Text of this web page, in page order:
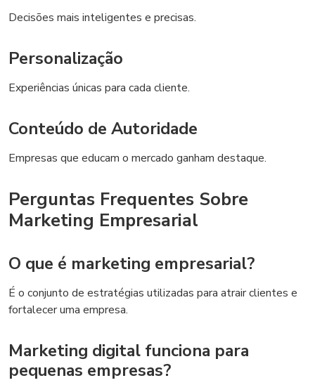
Decisões mais inteligentes e precisas.
Personalização
Experiências únicas para cada cliente.
Conteúdo de Autoridade
Empresas que educam o mercado ganham destaque.
Perguntas Frequentes Sobre
Marketing Empresarial
O que é marketing empresarial?
É o conjunto de estratégias utilizadas para atrair clientes e
fortalecer uma empresa.
Marketing digital funciona para
pequenas empresas?